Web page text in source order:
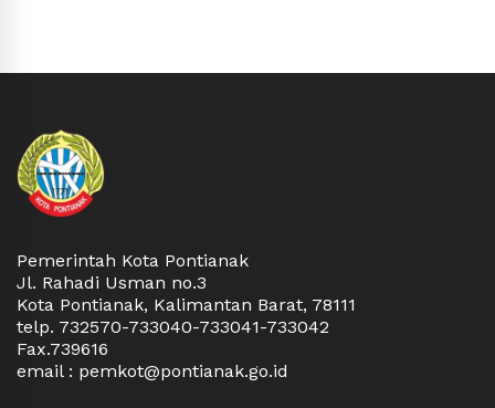
Pemerintah Kota Pontianak
Jl. Rahadi Usman no.3
Kota Pontianak, Kalimantan Barat, 78111
telp. 732570-733040-733041-733042
Fax.739616
email : pemkot@pontianak.go.id